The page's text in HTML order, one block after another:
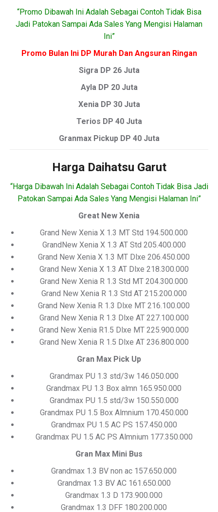
“Promo Dibawah Ini Adalah Sebagai Contoh Tidak Bisa
Jadi Patokan Sampai Ada Sales Yang Mengisi Halaman
Ini”
Promo Bulan Ini DP Murah Dan Angsuran Ringan
Sigra DP 26 Juta
Ayla DP 20 Juta
Xenia DP 30 Juta
Terios DP 40 Juta
Granmax Pickup DP 40 Juta
Harga Daihatsu Garut
“Harga Dibawah Ini Adalah Sebagai Contoh Tidak Bisa Jadi
Patokan Sampai Ada Sales Yang Mengisi Halaman Ini”
Great New Xenia
Grand New Xenia X 1.3 MT Std 194.500.000
GrandNew Xenia X 1.3 AT Std 205.400.000
Grand New Xenia X 1.3 MT Dlxe 206.450.000
Grand New Xenia X 1.3 AT Dlxe 218.300.000
Grand New Xenia R 1.3 Std MT 204.300.000
Grand New Xenia R 1.3 Std AT 215.200.000
Grand New Xenia R 1.3 Dlxe MT 216.100.000
Grand New Xenia R 1.3 Dlxe AT 227.100.000
Grand New Xenia R1.5 Dlxe MT 225.900.000
Grand New Xenia R 1.5 Dlxe AT 236.800.000
Gran Max Pick Up
Grandmax PU 1.3 std/3w 146.050.000
Grandmax PU 1.3 Box almn 165.950.000
Grandmax PU 1.5 std/3w 150.550.000
Grandmax PU 1.5 Box Almnium 170.450.000
Grandmax PU 1.5 AC PS 157.450.000
Grandmax PU 1.5 AC PS Almnium 177.350.000
Gran Max Mini Bus
Grandmax 1.3 BV non ac 157.650.000
Grandmax 1.3 BV AC 161.650.000
Grandmax 1.3 D 173.900.000
Grandmax 1.3 DFF 180.200.000